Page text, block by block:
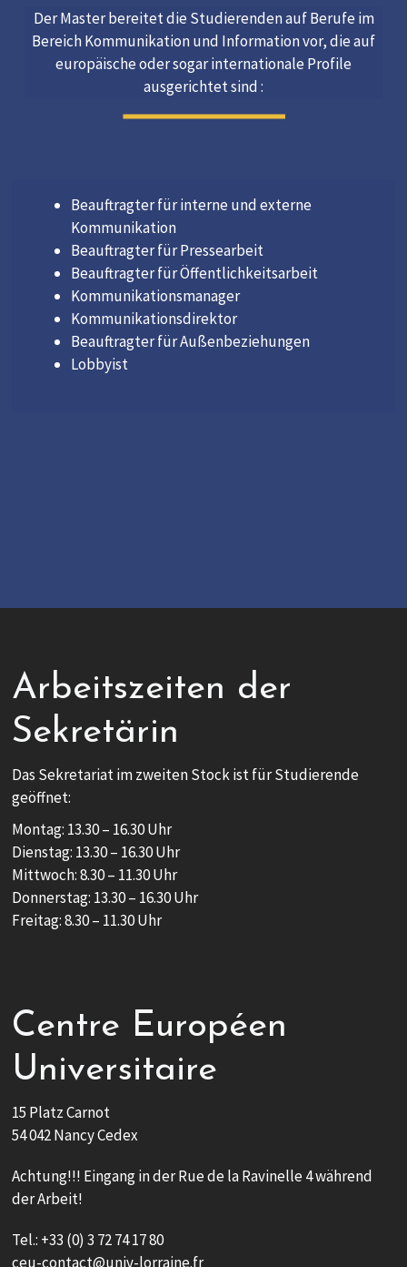
Der Master bereitet die Studierenden auf Berufe im
Bereich Kommunikation und Information vor, die auf
europäische oder sogar internationale Profile
ausgerichtet sind :
Beauftragter für interne und externe
Kommunikation
Beauftragter für Pressearbeit
Beauftragter für Öffentlichkeitsarbeit
Kommunikationsmanager
Kommunikationsdirektor
Beauftragter für Außenbeziehungen
Lobbyist
Arbeitszeiten der
Sekretärin
Das Sekretariat im zweiten Stock ist für Studierende
geöffnet:
Montag: 13.30 – 16.30 Uhr
Dienstag: 13.30 – 16.30 Uhr
Mittwoch: 8.30 – 11.30 Uhr
Donnerstag: 13.30 – 16.30 Uhr
Freitag: 8.30 – 11.30 Uhr
Centre Européen
Universitaire
15 Platz Carnot
54 042 Nancy Cedex
Achtung!!! Eingang in der Rue de la Ravinelle 4 während
der Arbeit!
Tel.: +33 (0) 3 72 74 17 80
ceu-contact@univ-lorraine.fr